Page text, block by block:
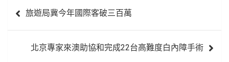
章
導
旅遊局冀今年國際客破三百萬
北京專家來澳助協和完成22台高難度白內障手術